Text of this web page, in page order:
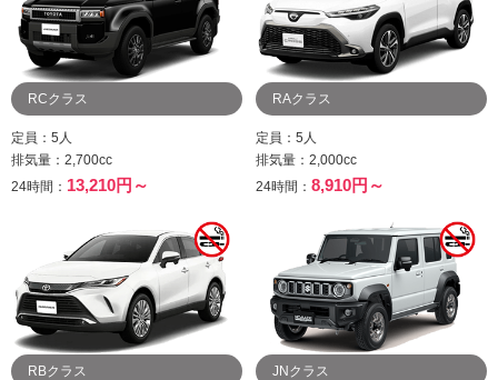
RCクラス
定員：5人
排気量：2,700cc
24時間： 13,210円～
RAクラス
定員：5人
排気量：2,000cc
24時間：8,910円～
RBクラス JNクラス